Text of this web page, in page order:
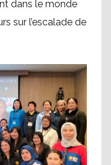
dans le monde
sur l’escalade de